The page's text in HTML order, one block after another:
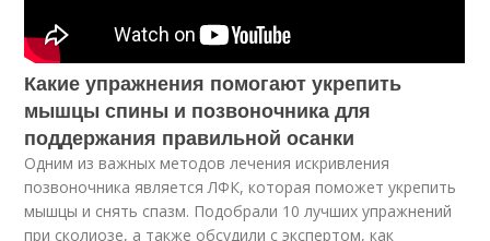
Какие упражнения помогают укрепить
мышцы спины и позвоночника для
поддержания правильной осанки
Одним из важных методов лечения искривления
позвоночника является ЛФК, которая поможет укрепить
мышцы и снять спазм. Подобрали 10 лучших упражнений
при сколиозе, а также обсудили с экспертом, как